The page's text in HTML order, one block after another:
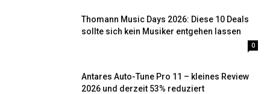
Thomann Music Days 2026: Diese 10 Deals
sollte sich kein Musiker entgehen lassen
0
Antares Auto-Tune Pro 11 – kleines Review
2026 und derzeit 53% reduziert